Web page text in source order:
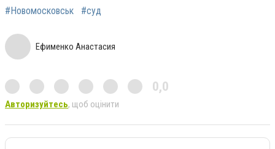
#Новомосковськ
#суд
Ефименко Анастасия
0,0
Авторизуйтесь, щоб оцінити